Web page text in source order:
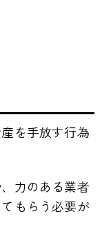
を手放す行為
力のある業者
もらう必要が